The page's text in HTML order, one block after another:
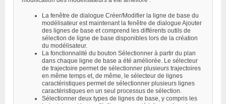
La fenêtre de dialogue Créer/Modifier la ligne de base du
modélisateur est maintenant la fenêtre de dialogue Ajouter
des lignes de base et comprend les différents outils de
sélection de ligne de base disponibles lors de la création
du modélisateur.
La fonctionnalité du bouton Sélectionner à partir du plan
dans chaque ligne de base a été améliorée. Le sélecteur
de trajectoire permet de sélectionner plusieurs trajectoires
en même temps et, de même, le sélecteur de lignes
caractéristiques permet de sélectionner plusieurs lignes
caractéristiques en un seul processus de sélection.
Sélectionner deux types de lignes de base, y compris les